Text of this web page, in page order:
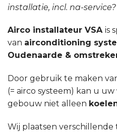
installatie, incl. na-service?
Airco installateur VSA is
van airconditioning
Oudenaarde &
Door gebruik te maken
(= airco systeem) kan u
gebouw niet alleen
Wij plaatsen verschillende